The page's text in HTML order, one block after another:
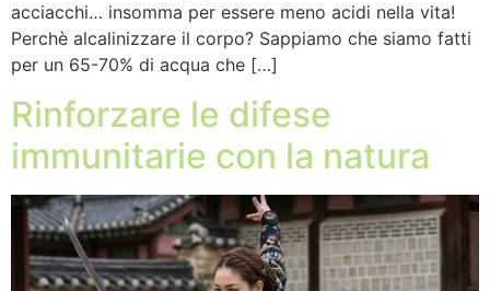
acciacchi… insomma per essere meno acidi nella vita!
Perchè alcalinizzare il corpo? Sappiamo che siamo fatti
per un 65-70% di acqua che […]
Rinforzare le difese
immunitarie con la natura